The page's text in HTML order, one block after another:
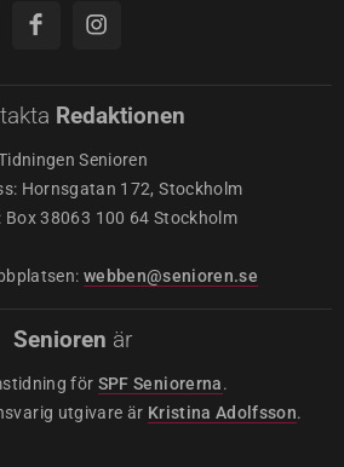
Redaktionen
Senioren
Hornsgatan 172, Stockholm
Box 38063 100 64 Stockholm
webben@senioren.se
Senioren är
för SPF Seniorerna.
utgivare är Kristina Adolfsson.